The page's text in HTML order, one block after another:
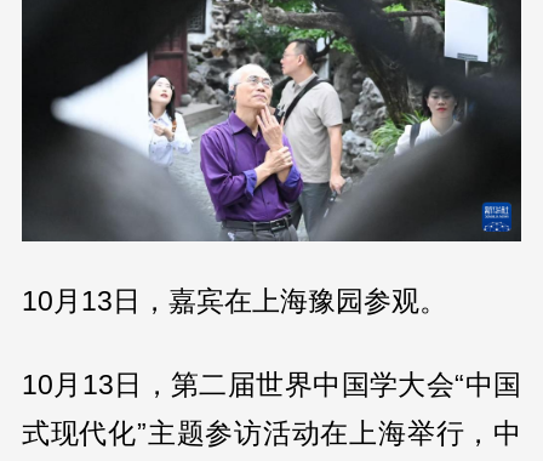
10月13日，嘉宾在上海豫园参观。
10月13日，第二届世界中国学大会“中国
式现代化”主题参访活动在上海举行，中